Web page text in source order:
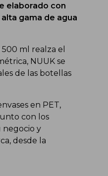
elaborado con
gama de agua
ml realza el
NUUK se
de las botellas
en PET,
con los
negocio y
desde la